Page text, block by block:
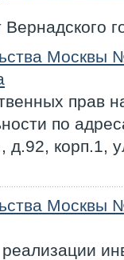
Москвы
прав
по
д.92, корп.1,